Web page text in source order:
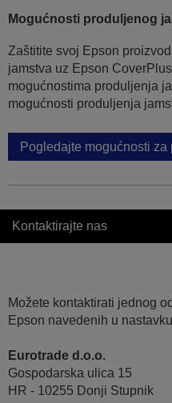
Mogućnosti produljenog
Zaštitite svoj Epson
jamstva uz Epson
mogućnostima produljenja
mogućnosti produljenja
Pogledajte mogućnosti
Kontaktirajte nas
Možete kontaktirati jednog
Epson navedenih u
Eurotrade d.o.o.
Gospodarska ulica 15
HR - 10255 Donji Stupnik